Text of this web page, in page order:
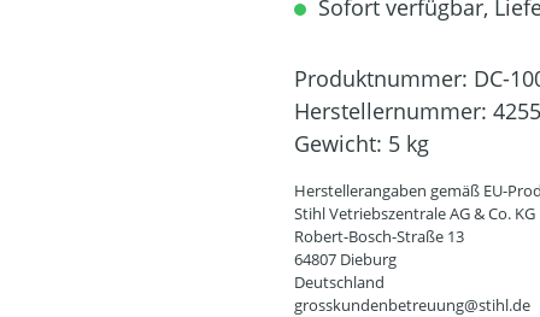
Sofort verfügbar,
Produktnummer: DC-
Herstellernummer:
Gewicht: 5 kg
Herstellerangaben gemäß EU-
Stihl Vetriebszentrale AG & Co. KG
Robert-Bosch-Straße 13
64807 Dieburg
Deutschland
grosskundenbetreuung@stihl.de